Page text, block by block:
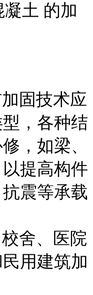
土 的加
固技术应
，各种结
，如梁、
提高构件
震等承载
舍、医院
用建筑加